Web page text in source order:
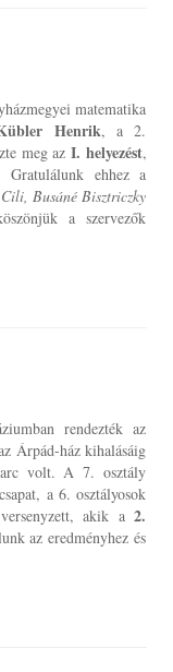
matematika
Henrik, a 2.
meg az I. helyezést,
Gratulálunk ehhez a
Busáné Bisztriczky
a szervezők
rendezték az
Árpád-ház kihalásáig
volt. A 7. osztály
a 6. osztályosok
versenyzett, akik a2.
az eredményhez és